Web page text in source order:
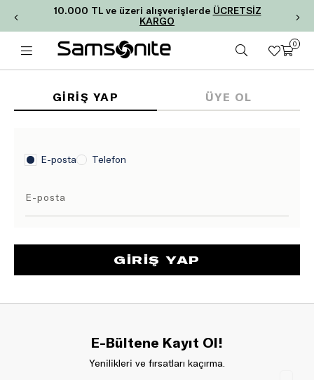
10.000 TL ve üzeri alışverişlerde ÜCRETSİZ
KARGO
0
GIRIŞ YAP ÜYE OL
E-posta Telefon
E-posta
GIRIŞ YAP
E-Bültene Kayıt Ol!
Yenilikleri ve fırsatları kaçırma.